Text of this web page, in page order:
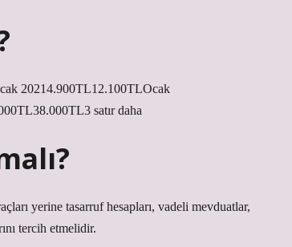
20214.900TL12.100TLOcak
satır daha
yerine tasarruf hesapları, vadeli mevduatlar,
tercih etmelidir.